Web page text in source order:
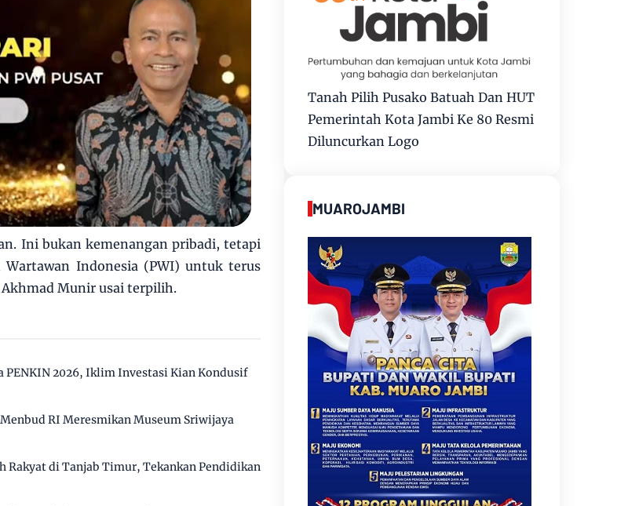
Ini bukan kemenangan pribadi, tetapi
Wartawan Indonesia (PWI) untuk terus
Munir usai terpilih.
PENKIN 2026, Iklim Investasi Kian Kondusif
RI Meresmikan Museum Sriwijaya
Rakyat di Tanjab Timur, Tekankan Pendidikan
Tanah Pilih Pusako Batuah Dan HUT
Pemerintah Kota Jambi Ke 80 Resmi
Diluncurkan Logo
MUAROJAMBI